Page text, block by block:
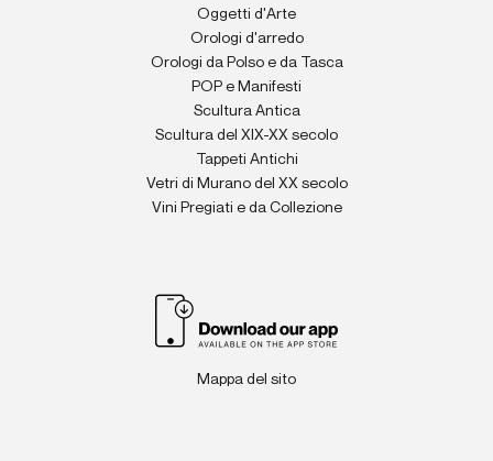
Oggetti d'Arte
Orologi d'arredo
Orologi da Polso e da Tasca
POP e Manifesti
Scultura Antica
Scultura del XIX-XX secolo
Tappeti Antichi
Vetri di Murano del XX secolo
Vini Pregiati e da Collezione
Mappa del sito